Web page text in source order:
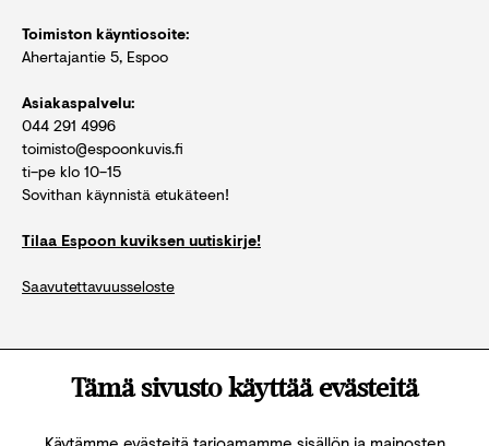
Tämä sivusto käyttää evästeitä
Toimiston käyntiosoite:
Ahertajantie 5, Espoo
Asiakaspalvelu:
044 291 4996
toimisto@espoonkuvis.fi
ti–pe klo 10–15
Sovithan käynnistä etukäteen!
Tilaa Espoon kuviksen uutiskirje!
Saavutettavuusseloste